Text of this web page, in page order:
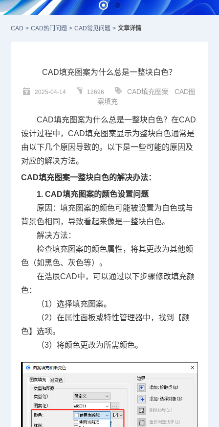
CAD > CAD热门问题 > CAD常见问题 > 文章详情
CAD填充图案为什么总是一整块白色？
2025-04-14 12696 CAD填充图案
CAD图
案填充
CAD填充图案为什么总是一整块白色？在CAD
设计过程中， CAD填充图案显示为整块白色通常是
由以下几个原因导致的。以下是一些可能的原因及
对应的解决方法。
CAD填充图案一整块白色的解决办法：
1. CAD填充图案的颜色设置问题
原因：填充图案的颜色可能被设置为白色或与
背景色相同，导致看起来像是一整块白色。
解决方法：
检查填充图案的颜色属性，将其更改为其他颜
色（如黑色、灰色等）。
在浩辰CAD中，可以通过以下步骤修改填充颜
色：
（1）选择填充图案。
（2）在属性面板或特性管理器中，找到【颜
色】选项。
（3）将颜色更改为所需颜色。